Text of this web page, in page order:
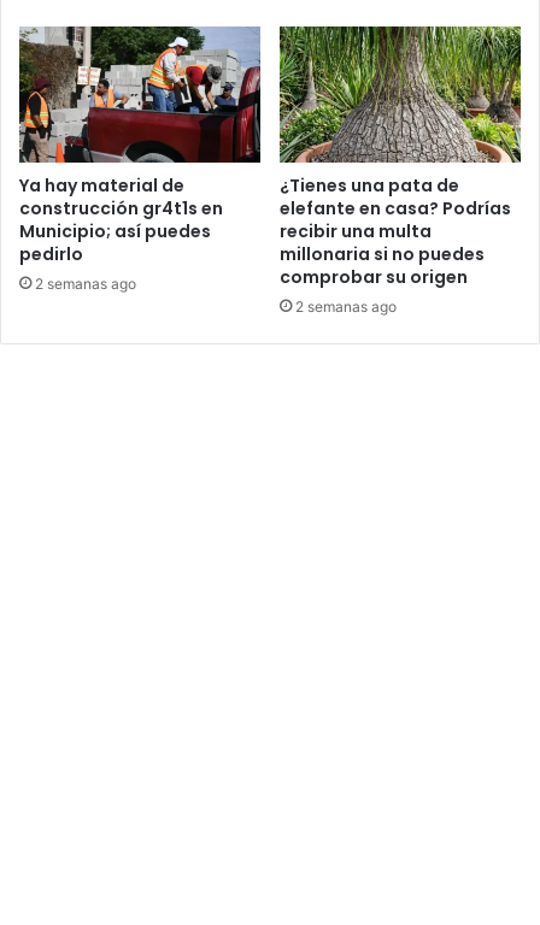
Ya hay material de
construcción gr4t1s en
Municipio; así puedes
pedirlo
2 semanas ago
¿Tienes una pata de
elefante en casa? Podrías
recibir una multa
millonaria si no puedes
comprobar su origen
2 semanas ago